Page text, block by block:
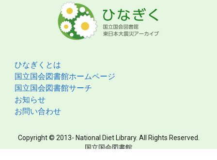
ひなぎくとは
国立国会図書館ホームページ
国立国会図書館サーチ
お知らせ
お問い合わせ
Copyright © 2013- National Diet Library. All Rights Reserved.